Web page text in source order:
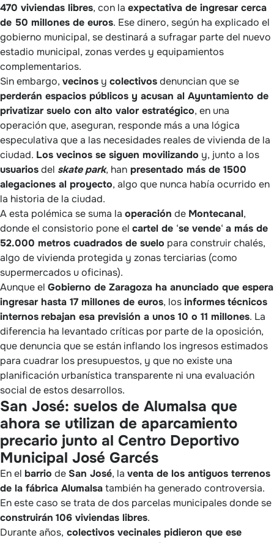
470 viviendas libres, con la expectativa de ingresar cerca
de 50 millones de euros. Ese dinero, según ha explicado el
gobierno municipal, se destinará a sufragar parte del nuevo
estadio municipal, zonas verdes y equipamientos
complementarios.
Sin embargo, vecinos y colectivosdenuncian que se
perderán espacios públicos y acusan al Ayuntamiento de
privatizar suelo con alto valor estratégico, en una
operación que, aseguran, responde más a una lógica
especulativa que a las necesidades reales de vivienda de la
ciudad. Los vecinos se siguen movilizando y, junto a los
usuariosdel skate park, han presentado más de 1500
alegaciones al proyecto, algo que nunca había ocurrido en
la historia de la ciudad.
A esta polémica se suma la operación de Montecanal,
donde el consistorio pone el cartel de ‘se vende‘ a más de
52.000 metros cuadrados de suelo para construir chalés,
algo de vivienda protegida y zonas terciarias (como
supermercados u oficinas).
Aunque el Gobierno de Zaragoza ha anunciado que espera
ingresar hasta 17 millones de euros, losinformestécnicos
internosrebajan esa previsión a unos 10 o 11 millones. La
diferencia ha levantado críticas por parte de la oposición,
que denuncia que se están inflando los ingresos estimados
para cuadrar los presupuestos, y que no existe una
planificación urbanística transparente ni una evaluación
social de estos desarrollos.
San José: suelos de Alumalsa que
ahora se utilizan de aparcamiento
precario junto al Centro Deportivo
Municipal José Garcés
En el barrio de San José, la venta de los antiguos terrenos
de la fábrica Alumalsatambién ha generado controversia.
En este caso se trata de dos parcelas municipales donde se
construirán 106 viviendas libres.
Durante años, colectivos vecinales pidieron que ese